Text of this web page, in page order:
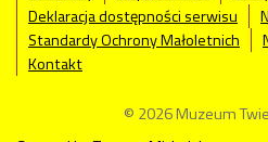
Deklaracja dostępności serwisu
Standardy Ochrony Małoletnich
Kontakt
© 2026 Muzeum